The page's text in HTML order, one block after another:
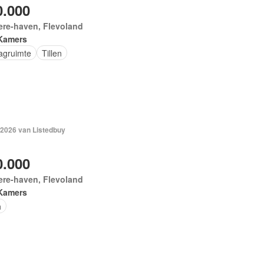
haven, Flevoland
Tillen
van Listedbuy
haven, Flevoland